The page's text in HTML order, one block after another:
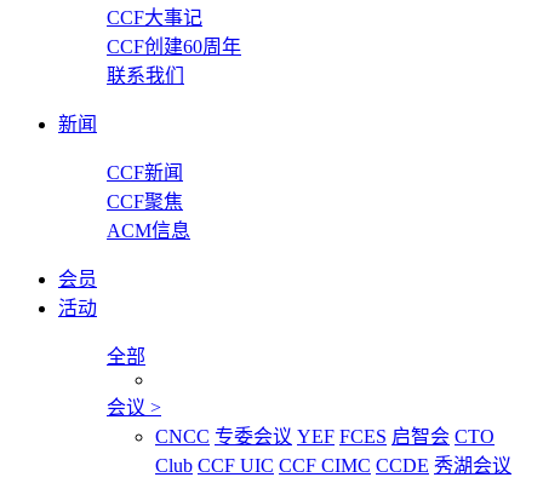
CCF大事记
CCF创建60周年
联系我们
新闻
CCF新闻
CCF聚焦
ACM信息
会员
活动
全部
会议 >
CNCC 专委会议 YEF FCES 启智会 CTO
Club CCF UIC CCF CIMC CCDE 秀湖会议